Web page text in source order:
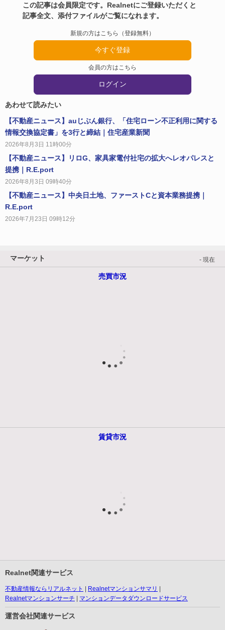
この記事は会員限定です。Realnetにご登録いただくと
記事全文、添付ファイルがご覧になれます。
新規の方はこちら（登録無料）
今すぐ登録
会員の方はこちら
ログイン
あわせて読みたい
【不動産ニュース】auじぶん銀行、「住宅ローン不正利用に関する
情報交換協定書」を3行と締結｜住宅産業新聞
2026年8月3日 11時00分
【不動産ニュース】リロG、家具家電付社宅の拡大へレオパレスと
提携｜R.E.port
2026年8月3日 09時40分
【不動産ニュース】中央日土地、ファーストCと資本業務提携｜
R.E.port
2026年7月23日 09時12分
マーケット - 現在
売買市況
賃貸市況
Realnet関連サービス
不動産情報ならリアルネット
Realnetマンションサマリ
Realnetマンションサーチ
マンションデータダウンロードサービス
運営会社関連サービス